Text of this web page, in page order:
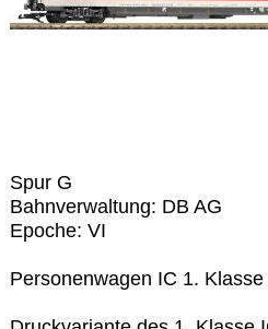
Spur G
Bahnverwaltung: DB AG
Epoche: VI
Personenwagen IC 1.